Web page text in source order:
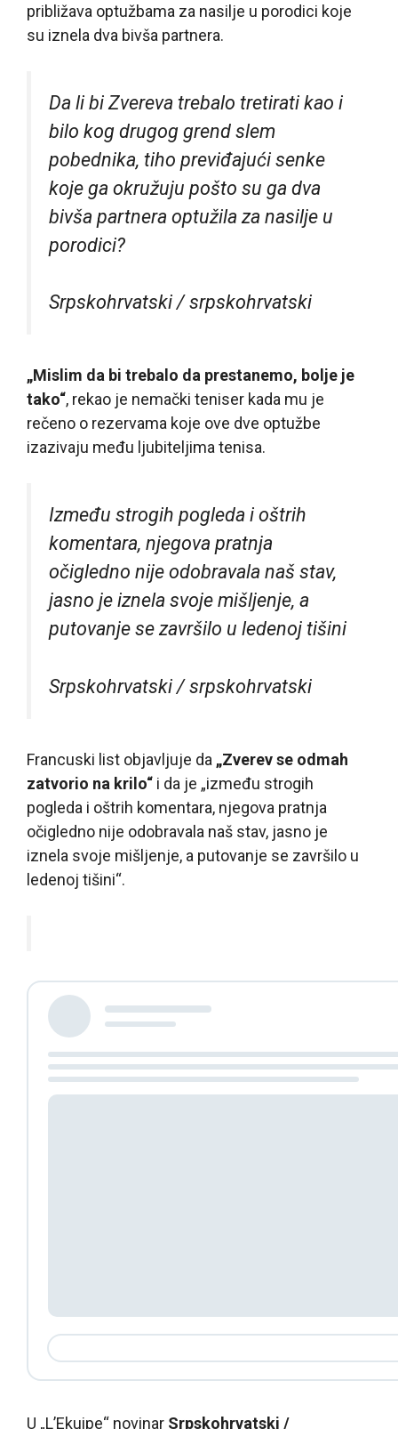
približava optužbama za nasilje u porodici koje
su iznela dva bivša partnera.
Da li bi Zvereva trebalo tretirati kao i
bilo kog drugog grend slem
pobednika, tiho previđajući senke
koje ga okružuju pošto su ga dva
bivša partnera optužila za nasilje u
porodici?
Srpskohrvatski / srpskohrvatski
„Mislim da bi trebalo da prestanemo, bolje je
tako“, rekao je nemački teniser kada mu je
rečeno o rezervama koje ove dve optužbe
izazivaju među ljubiteljima tenisa.
Između strogih pogleda i oštrih
komentara, njegova pratnja
očigledno nije odobravala naš stav,
jasno je iznela svoje mišljenje, a
putovanje se završilo u ledenoj tišini
Srpskohrvatski / srpskohrvatski
Francuski list objavljuje da „Zverev se odmah
zatvorio na krilo“ i da je „između strogih
pogleda i oštrih komentara, njegova pratnja
očigledno nije odobravala naš stav, jasno je
iznela svoje mišljenje, a putovanje se završilo u
ledenoj tišini“.
U „L’Ekuipe“ novinar Srpskohrvatski /